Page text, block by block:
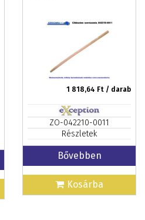
1 818,64 Ft / darab
ZO-042210-0011
Részletek
Bővebben
Kosárba